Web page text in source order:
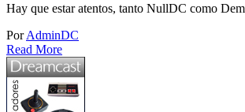
Hay que estar atentos, tanto NullDC como
PorAdminDC
Read More